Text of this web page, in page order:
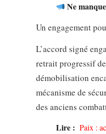
Ne
Un engagement
L’accord signé
retrait progressif
démobilisation
mécanisme de
des anciens
Lire : Paix :